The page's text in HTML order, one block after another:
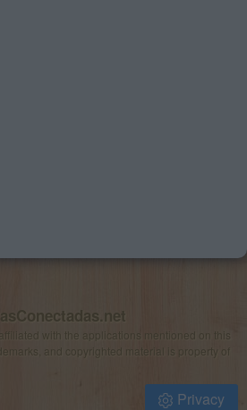
with the applications mentioned on this
and copyrighted material is property of
Privacy